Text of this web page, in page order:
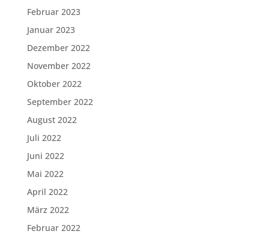
Februar 2023
Januar 2023
Dezember 2022
November 2022
Oktober 2022
September 2022
August 2022
Juli 2022
Juni 2022
Mai 2022
April 2022
März 2022
Februar 2022